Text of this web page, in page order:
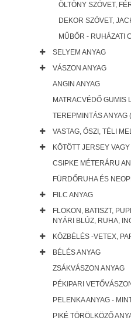
ÖLTÖNY SZÖVET,
DEKOR SZÖVET,
MŰBŐR - RUHÁZATI
SELYEM ANYAG
VÁSZON ANYAG
ANGIN ANYAG
MATRACVÉDŐ GUMIS
TEREPMINTÁS ANYAG
VASTAG, ŐSZI, TÉLI
KÖTÖTT JERSEY
CSIPKE MÉTERÁRU
FÜRDŐRUHA ÉS
FILC ANYAG
FLOKON, BATISZT,
NYÁRI BLÚZ, RUHA,
KÖZBÉLÉS -VETEX,
BÉLÉS ANYAG
ZSÁKVÁSZON ANYAG
PÉKIPARI
PELENKA ANYAG -
PIKÉ TÖRÖLKÖZŐ